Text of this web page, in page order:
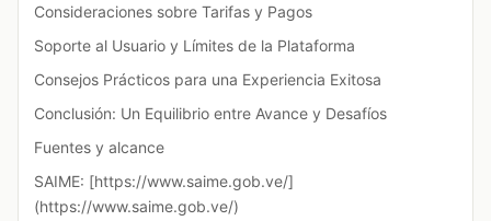
Consideraciones sobre Tarifas y Pagos
Soporte al Usuario y Límites de la Plataforma
Consejos Prácticos para una Experiencia Exitosa
Conclusión: Un Equilibrio entre Avance y Desafíos
Fuentes y alcance
SAIME: [https://www.saime.gob.ve/]
(https://www.saime.gob.ve/)